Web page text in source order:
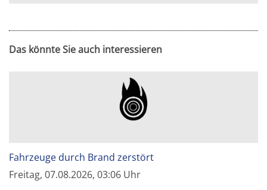
Das könnte Sie auch interessieren
Fahrzeuge durch Brand zerstört
Freitag, 07.08.2026, 03:06 Uhr